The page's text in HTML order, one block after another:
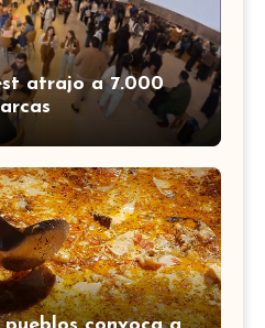
atrajo a 7.000